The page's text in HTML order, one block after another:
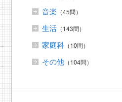
音楽 （45問）
生活（143問）
家庭科（10問）
その他（104問）